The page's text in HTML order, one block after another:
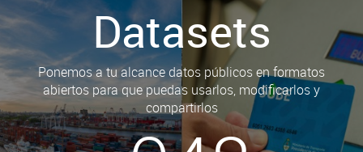
Datasets
Ponemos a tu alcance datos públicos en formatos
abiertos para que puedas usarlos, modificarlos y
compartirlos